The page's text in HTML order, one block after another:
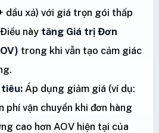
dầu xả) với giá trọn gói thấp
này tăng Giá trị Đơn
trong khi vẫn tạo cảm giác
Áp dụng giảm giá (ví dụ:
phí vận chuyển khi đơn hàng
cao hơn AOV hiện tại của